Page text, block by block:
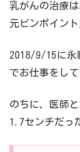
乳がんの治療
元ピンポイン
2018/9/15に永
でお仕事をし
のちに、医師
1.7センチだっ